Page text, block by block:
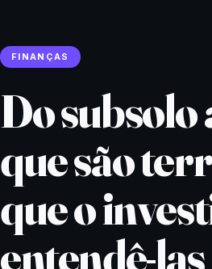
FINANÇAS
Do
que são
que o
entendê-las